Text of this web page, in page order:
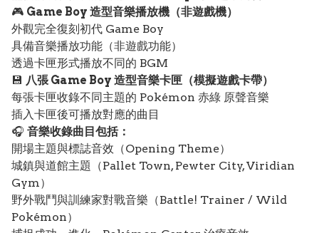
🎮 Game Boy 造型音樂播放機（非遊戲機）
外觀完全復刻初代 Game Boy
具備音樂播放功能（非遊戲功能）
透過卡匣形式播放不同的 BGM
💾 八張 Game Boy 造型音樂卡匣（模擬遊戲卡帶）
每張卡匣收錄不同主題的 Pokémon 赤綠 原聲音樂
插入卡匣後可播放對應的曲目
🎧 音樂收錄曲目包括：
開場主題與標誌音效（Opening Theme）
城鎮與道館主題（Pallet Town, Pewter City, Viridian
Gym）
野外戰鬥與訓練家對戰音樂（Battle! Trainer / Wild
Pokémon）